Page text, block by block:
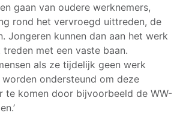
gaan van oudere werknemers,
rond het vervroegd uittreden, de
Jongeren kunnen dan aan het werk
met een vaste baan.
als ze tijdelijk geen werk
worden ondersteund om deze
te komen door bijvoorbeeld de WW-